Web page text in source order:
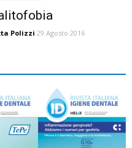
Polizzi 29 Agosto 2016